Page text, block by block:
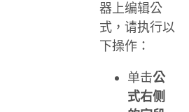
器上编辑公
式，请执行以
下操作：
单击公
式右侧